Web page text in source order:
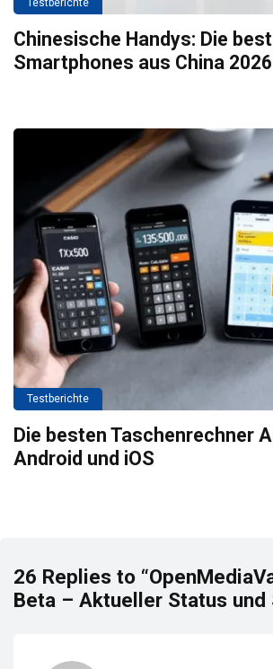
Testberichte
Chinesische Handys: Die
Smartphones aus China 2026
Testberichte
Die besten Taschenrechner
Android und iOS
26 Replies to
Beta – Aktueller Status und